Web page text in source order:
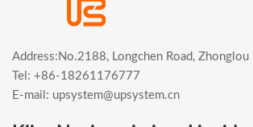
Address:No.2188, Longchen Road,
Tel: +86-18261176777
E-mail: upsystem@upsystem.cn